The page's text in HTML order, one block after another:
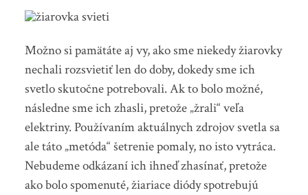
Možno si pamätáte aj vy, ako sme niekedy žiarovky
nechali rozsvietiť len do doby, dokedy sme ich
svetlo skutočne potrebovali. Ak to bolo možné,
následne sme ich zhasli, pretože „žrali“ veľa
elektriny. Používaním aktuálnych zdrojov svetla sa
ale táto „metóda“ šetrenie pomaly, no isto vytráca.
Nebudeme odkázaní ich ihneď zhasínať, pretože
ako bolo spomenuté, žiariace diódy spotrebujú